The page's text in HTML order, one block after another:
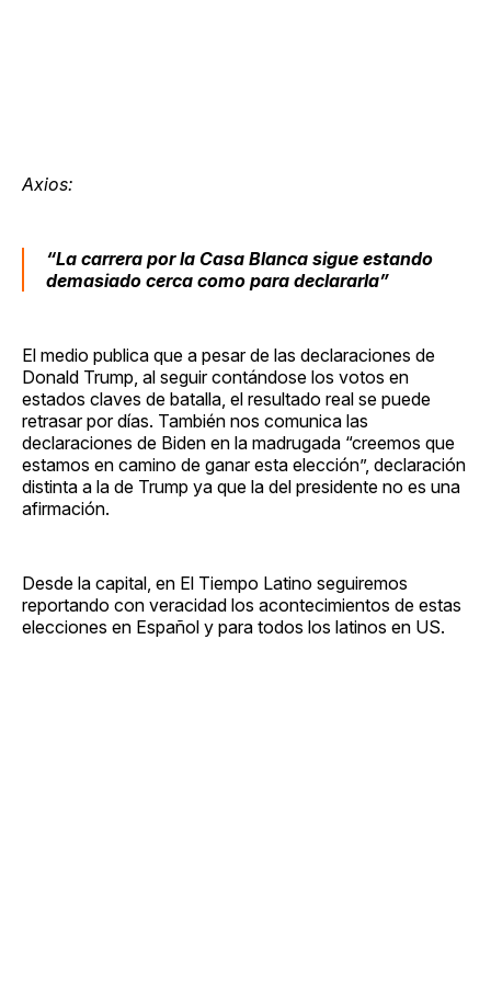
Axios:
“La carrera por la Casa Blanca sigue estando
demasiado cerca como para declararla”
El medio publica que a pesar de las declaraciones de
Donald Trump, al seguir contándose los votos en
estados claves de batalla, el resultado real se puede
retrasar por días. También nos comunica las
declaraciones de Biden en la madrugada “creemos que
estamos en camino de ganar esta elección”, declaración
distinta a la de Trump ya que la del presidente no es una
afirmación.
Desde la capital, en El Tiempo Latino seguiremos
reportando con veracidad los acontecimientos de estas
elecciones en Español y para todos los latinos en US.